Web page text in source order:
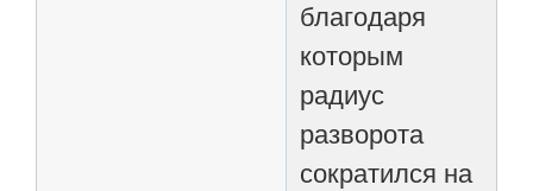
благодаря
которым
радиус
разворота
сократился на